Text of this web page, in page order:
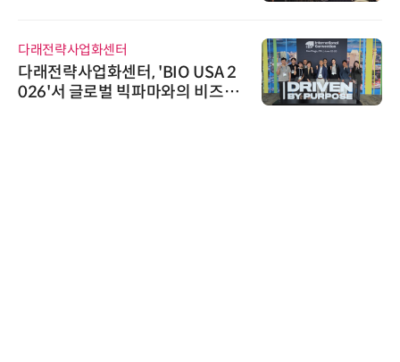
다래전략사업화센터
다래전략사업화센터, 'BIO USA 2
026'서 글로벌 빅파마와의 비즈니